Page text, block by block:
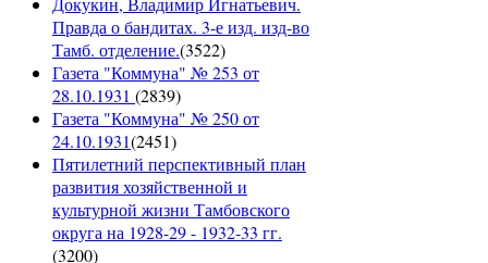
Правда о бандитах. 3-е изд. изд-во
Тамб. отделение.(3522)
Газета "Коммуна" № 253 от
28.10.1931 (2839)
Газета "Коммуна" № 250 от
24.10.1931(2451)
Пятилетний перспективный план
развития хозяйственной и
культурной жизни Тамбовского
округа на 1928-29 - 1932-33 гг.
(3200)